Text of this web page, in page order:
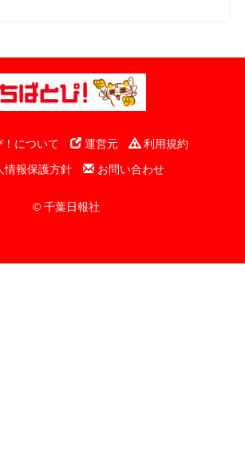
！について 運営元
利用規約
情報保護方針
お問い合わせ
© 千葉日報社